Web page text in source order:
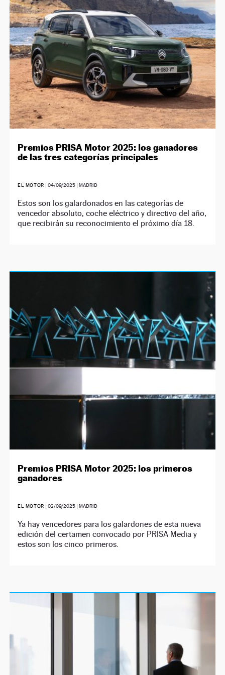
NEWSLETTER
SÍGUENOS
Premios PRISA Motor 2025: los ganadores
de las tres categorías principales
EL MOTOR | 04/09/2025| MADRID
Estos son los galardonados en las categorías de
vencedor absoluto, coche eléctrico y directivo del año,
que recibirán su reconocimiento el próximo día 18.
Premios PRISA Motor 2025: los primeros
ganadores
EL MOTOR | 02/09/2025| MADRID
Ya hay vencedores para los galardones de esta nueva
edición del certamen convocado por PRISA Media y
estos son los cinco primeros.